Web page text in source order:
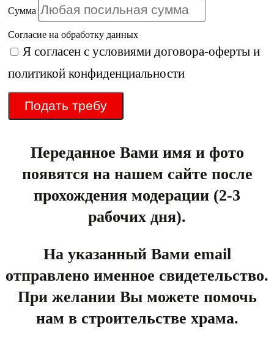
Сумма
Согласие на обработку данных
Я согласен с условиями договора-оферты и
политикой конфиденциальности
Подать требу
Переданное Вами имя и фото
появятся на нашем сайте после
прохождения модерации (2-3
рабочих дня).
На указанный Вами email
отправлено именное свидетельство.
При желании Вы можете помочь
нам в строительстве храма.